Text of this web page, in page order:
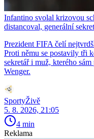
Infantino svolal krizovou
distancoval, generální
Prezident FIFA čelí
Proti němu se postavily tři
sekretář i muž, kterého
Wenger.
SportyŽivě
5. 8. 2026, 21:05
4 min
Reklama